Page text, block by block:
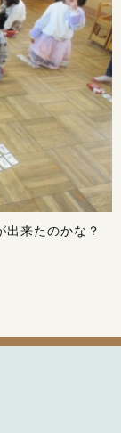
出来たのかな？